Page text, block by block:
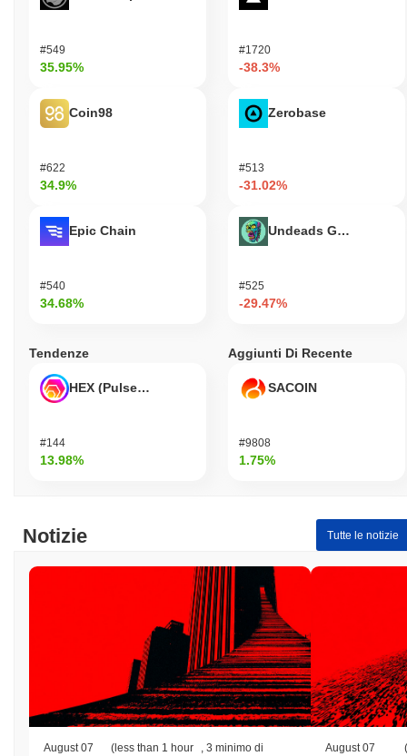
#549
35.95%
Coin98
#622
34.9%
Epic Chain
#540
34.68%
#1720
-38.3%
Zerobase
#513
-31.02%
Undeads Games
#525
-29.47%
Tendenze
HEX (Pulsechain)
#144
13.98%
Aggiunti Di Recente
SACOIN
#9808
1.75%
Notizie Tutte le notizie
August 07
(less than 1 hour
, 3 minimo di
August 07